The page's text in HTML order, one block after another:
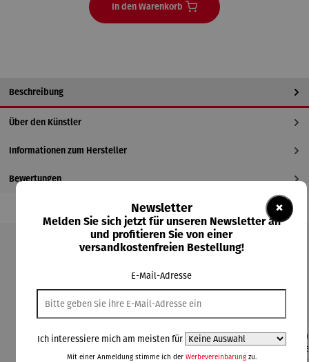
In den Warenkorb
Beschreibung
Über den Künstler
Informationen zum Hersteller
Bewertungen
Kunden kauften auch
Rabatt
×
Newsletter
Melden Sie sich jetzt für unseren Newsletter an
und profitieren Sie von einer
versandkostenfreien Bestellung!
E-Mail-Adresse
Ich interessiere mich am meisten für
Mit einer Anmeldung stimme ich der Werbevereinbarungzu.